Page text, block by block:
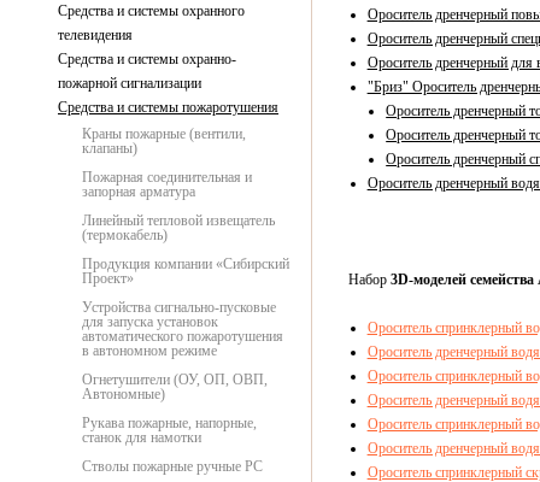
Средства и системы охранного
телевидения
Средства и системы охранно-
пожарной сигнализации
Средства и системы пожаротушения
Краны пожарные (вентили,
клапаны)
Пожарная соединительная и
запорная арматура
Линейный тепловой извещатель
(термокабель)
Продукция компании «Сибирский
Проект»
Устройства сигнально-пусковые
для запуска установок
автоматического пожаротушения
в автономном режиме
Огнетушители (ОУ, ОП, ОВП,
Автономные)
Рукава пожарные, напорные,
станок для намотки
Стволы пожарные ручные РС
Ороситель дренчерный
Ороситель дренчерный
Ороситель дренчерный
"Бриз" Ороситель
Ороситель дренчерный
Ороситель дренчерный
Ороситель дренчерный
Ороситель дренчерный
Набор 3D-моделей
Ороситель спринклерный
Ороситель дренчерный
Ороситель спринклерный
Ороситель дренчерный
Ороситель спринклерный
Ороситель дренчерный
Ороситель спринклерный